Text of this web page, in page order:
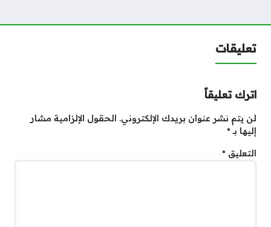
تعليقات
اترك تعليقاً
لن يتم نشر عنوان بريدك الإلكتروني. الحقول الإلزامية مشار
إليها بـ*
التعليق *